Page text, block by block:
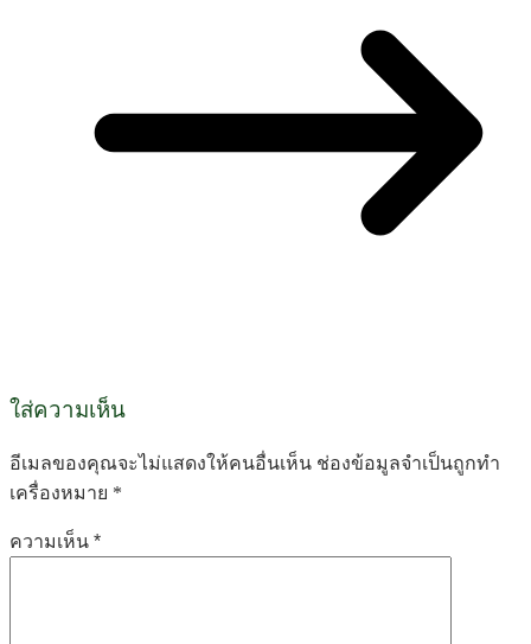
ใส่ความเห็น
อีเมลของคุณจะไม่แสดงให้คนอื่นเห็น ช่องข้อมูลจำเป็นถูกทำ
เครื่องหมาย *
ความเห็น *